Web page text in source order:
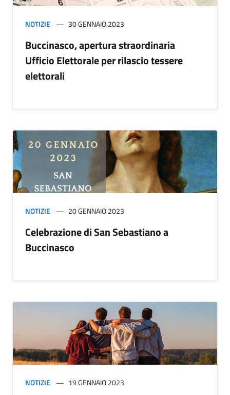
NOTIZIE 30 GENNAIO 2023
Buccinasco, apertura straordinaria
Ufficio Elettorale per rilascio tessere
elettorali
NOTIZIE 20 GENNAIO 2023
Celebrazione di San Sebastiano a
Buccinasco
NOTIZIE 19 GENNAIO 2023